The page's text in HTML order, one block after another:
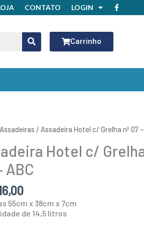
CONTATO LOGIN
F
a
Carrinho
Assadeiras / Assadeira Hotel c/ Grelha nº 07
Hotel c/
ABC
55cm x 38cm x 7cm
de 14,5 litros